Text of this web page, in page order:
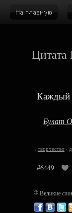
Цитата
Каждый
Булат
‹ творчество ·
#6449
©Великие